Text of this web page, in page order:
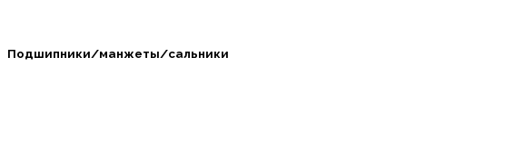
Подшипники/манжеты/сальники